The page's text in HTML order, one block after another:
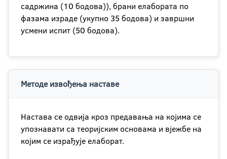
садржина (10 бодова)), брани елабората по
фазама израде (укупно 35 бодова) и завршни
усмени испит (50 бодова).
Методе извођења наставе
Настава се одвија кроз предавања на којима се
упознавати са теоријским основама и вјежбе на
којим се израђује елаборат.